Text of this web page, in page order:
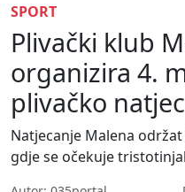
SPORT
Plivački klub
organizira 4.
plivačko
Natjecanje Malena
gdje se očekuje